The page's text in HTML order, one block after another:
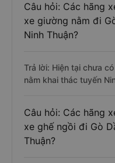
Câu hỏi: Các hãng
xe giường nằm đi
Ninh Thuận?
Trả lời: Hiện tại chưa
nằm khai thác tuyến
Câu hỏi: Các hãng
xe ghế ngồi đi Gò
Thuận?